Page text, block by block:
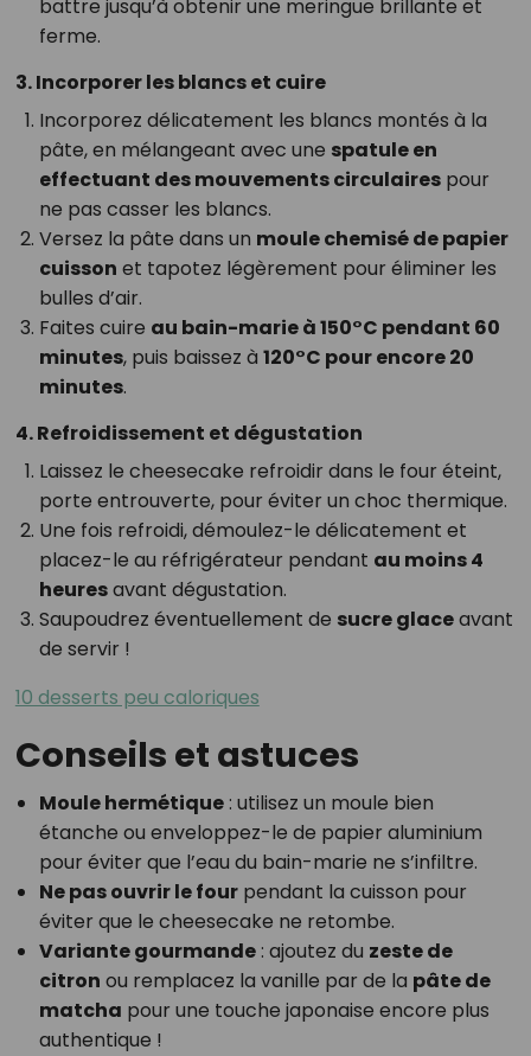
battre jusqu’à obtenir une meringue brillante et
ferme.
3. Incorporer les blancs et cuire
Incorporez délicatement les blancs montés à la
pâte, en mélangeant avec une spatule en
effectuant des mouvements circulairespour
ne pas casser les blancs.
Versez la pâte dans un moule chemisé de papier
cuisson et tapotez légèrement pour éliminer les
bulles d’air.
Faites cuire au bain-marie à 150°C pendant 60
minutes, puis baissez à 120°C pour encore 20
minutes.
4. Refroidissement et dégustation
Laissez le cheesecake refroidir dans le four éteint,
porte entrouverte, pour éviter un choc thermique.
Une fois refroidi, démoulez-le délicatement et
placez-le au réfrigérateur pendant au moins 4
heuresavant dégustation.
Saupoudrez éventuellement de sucre glaceavant
de servir !
10 desserts peu caloriques
Conseils et astuces
Moule hermétique: utilisez un moule bien
étanche ou enveloppez-le de papier aluminium
pour éviter que l’eau du bain-marie ne s’infiltre.
Ne pas ouvrir le fourpendant la cuisson pour
éviter que le cheesecake ne retombe.
Variante gourmande: ajoutez du zeste de
citron ou remplacez la vanille par de la pâte de
matcha pour une touche japonaise encore plus
authentique !